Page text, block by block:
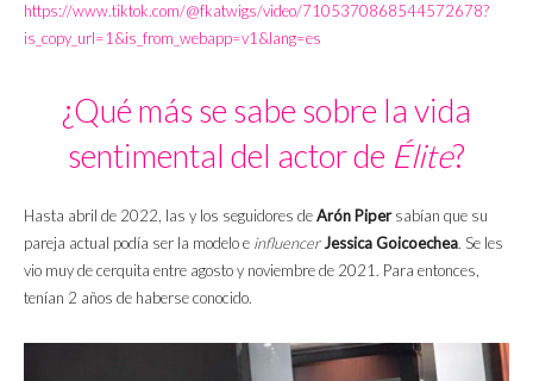
https://www.tiktok.com/@fkatwigs/video/7105370868544572678?
is_copy_url=1&is_from_webapp=v1&lang=es
¿Qué más se sabe sobre la vida
sentimental del actor de Élite?
Hasta abril de 2022, las y los seguidores deArón Pipersabían que su
pareja actual podía ser la modelo e influencer Jessica Goicoechea. Se les
vio muy de cerquita entre agosto y noviembre de 2021. Para entonces,
tenían 2 años de haberse conocido.